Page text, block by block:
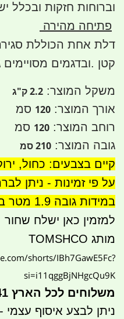
וברוחות חזקות ובכלל
פתיחה מהירה
דלת אחת הכוללת
קטן .ובדגמים מסויימים
משקל המוצר: 2.2 ק"ג
אורך המוצר: 120 סמ
רוחב המוצר: 120 סמ
גובה המוצר: 210 סמ
קיים בצבעים: כחול,
במידות גובה 1.9 מטר בלבד
למזמין כאן ישלח שחור
מותג TOMSHCO
shorts/IBh7GawE5Fc?
si=i11qggBjNHgcQu9K
משלוחים לכל הארץ 41 שח